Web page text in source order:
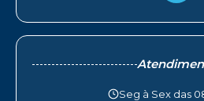
Seg à Sex das